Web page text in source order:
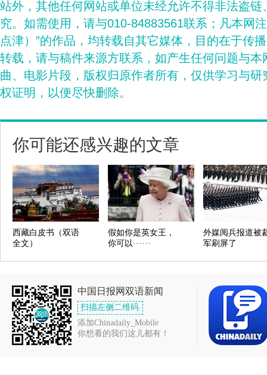
站外，其他任何网站或单位未经允许不得非法盗
究。如需使用，请与010-84883561联系；凡本网
点津）”的作品，均转载自其它媒体，目的在于传
转载，请与稿件来源方联系，如产生任何问题与
曲、电影片段，版权归原作者所有，仅供学习与
权证明，以便尽快删除。
你可能还感兴趣的文章
西藏白皮书（双语
全文）
假如你是英女王，
你可以······
外媒阅兵报道被
军刷屏了
中国日报网双语新闻
扫描左侧二维码
添加Chinadaily_Mobile
你想看的我们这儿都有！